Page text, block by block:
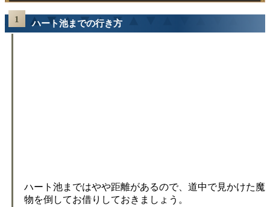
ハート池までの行き方
ハート池まではやや距離があるので、道中で見かけた魔
物を倒してお借りしておきましょう。